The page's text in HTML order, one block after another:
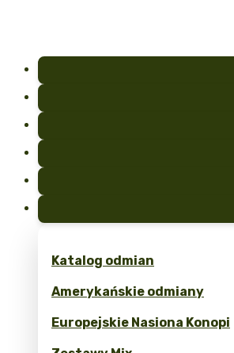
Katalog odmian
Amerykańskie odmiany
Europejskie Nasiona Konopi